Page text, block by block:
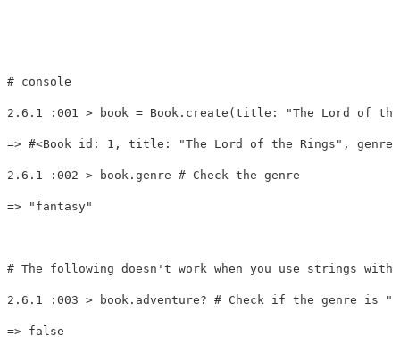
# console
2.6 . 1 : 001 > book = Book . create (title: "The Lord of
=> #<Book id: 1, title: "The Lord of the Rings", genre:
2.6 . 1 : 002 > book . genre # Check the genre
=> "fantasy"
# The following doesn't work when you use strings with
2.6 . 1 : 003 > book . adventure? # Check if the genre is
=> false